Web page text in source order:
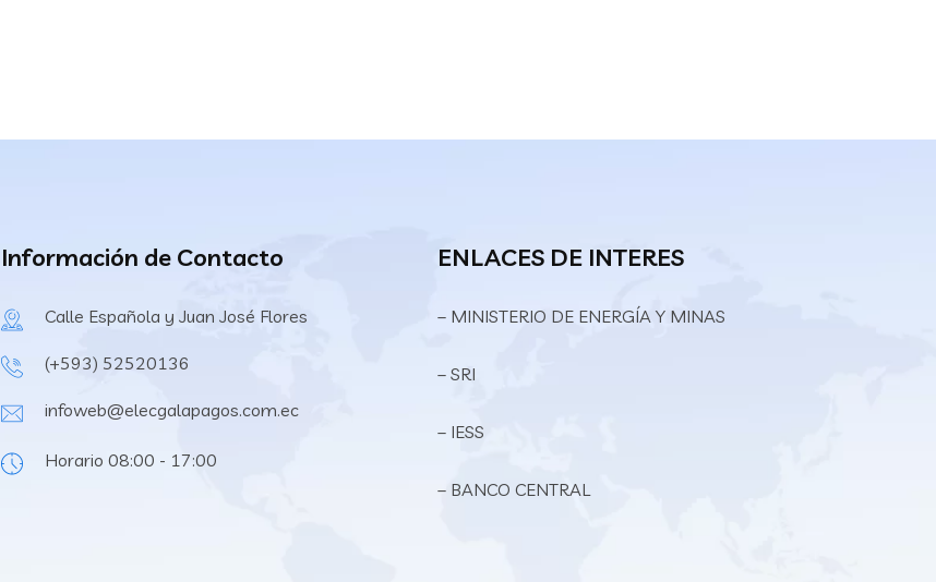
Información de Contacto
Calle Española y Juan José Flores
(+593) 52520136
infoweb@elecgalapagos.com.ec
Horario 08:00 - 17:00
ENLACES DE INTERES
– MINISTERIO DE ENERGÍA Y MINAS
– SRI
– IESS
– BANCO CENTRAL